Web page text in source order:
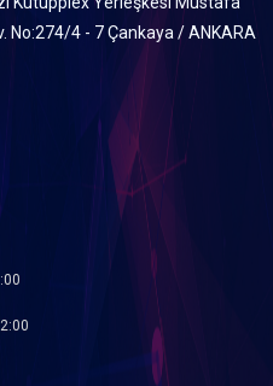
No:274/4 - 7 Çankaya / ANKARA